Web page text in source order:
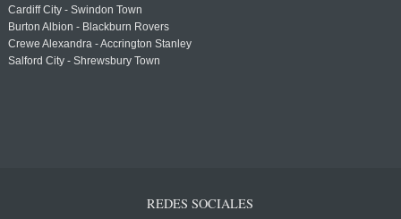
Cardiff City - Swindon Town
Burton Albion - Blackburn Rovers
Crewe Alexandra - Accrington Stanley
Salford City - Shrewsbury Town
REDES SOCIALES